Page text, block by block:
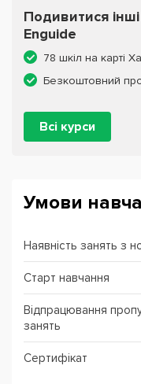
Подивитися
Enguide
78 шкіл на карті
Безкоштовний
Всі курси
Умови
Наявність занять з
Старт навчання
Відпрацювання
занять
Сертифікат